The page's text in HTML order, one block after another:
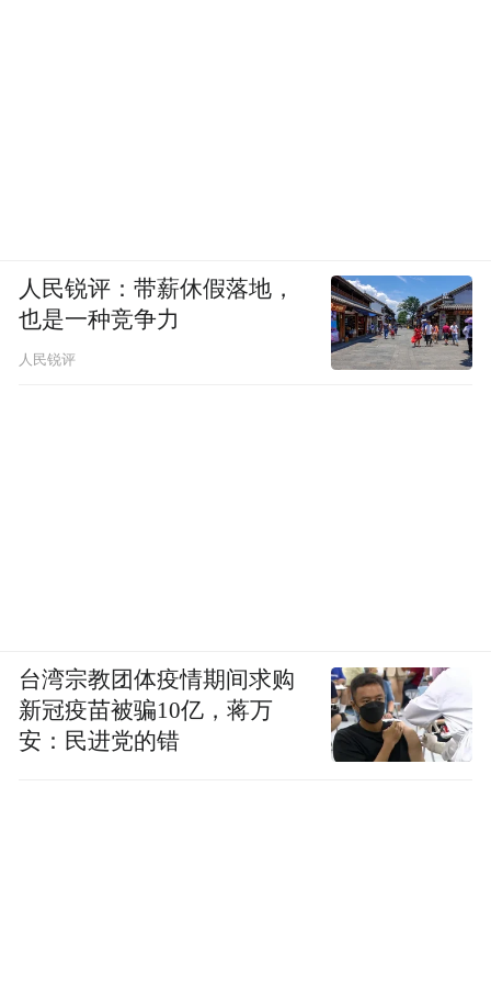
人民锐评：带薪休假落地，
也是一种竞争力
人民锐评
台湾宗教团体疫情期间求购
新冠疫苗被骗10亿，蒋万
安：民进党的错